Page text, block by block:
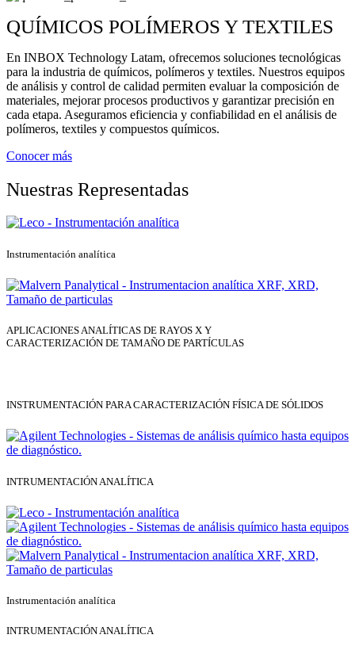
QUÍMICOS POLÍMEROS Y TEXTILES
En INBOX Technology Latam, ofrecemos soluciones tecnológicas
para la industria de químicos, polímeros y textiles. Nuestros equipos
de análisis y control de calidad permiten evaluar la composición de
materiales, mejorar procesos productivos y garantizar precisión en
cada etapa. Aseguramos eficiencia y confiabilidad en el análisis de
polímeros, textiles y compuestos químicos.
Conocer más
Nuestras Representadas
Instrumentación analítica
APLICACIONES ANALÍTICAS DE RAYOS X Y
CARACTERIZACIÓN DE TAMAÑO DE PARTÍCULAS
INSTRUMENTACIÓN PARA CARACTERIZACIÓN FÍSICA DE SÓLIDOS
INTRUMENTACIÓN ANALÍTICA
Instrumentación analítica
INTRUMENTACIÓN ANALÍTICA